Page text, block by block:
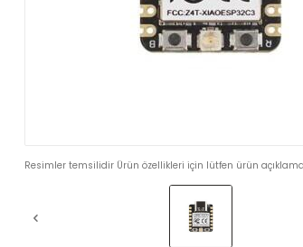
Resimler temsilidir Ürün özellikleri için lütfen ürün